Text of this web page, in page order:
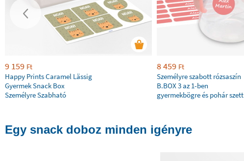
9 159 Ft
Happy Prints Caramel Lässig
Gyermek Snack Box
Személyre Szabható
8 459 Ft
Személyre szabott rózsaszín
B.BOX 3 az 1-ben
gyermekbögre és pohár szett
Egy snack doboz minden igényre